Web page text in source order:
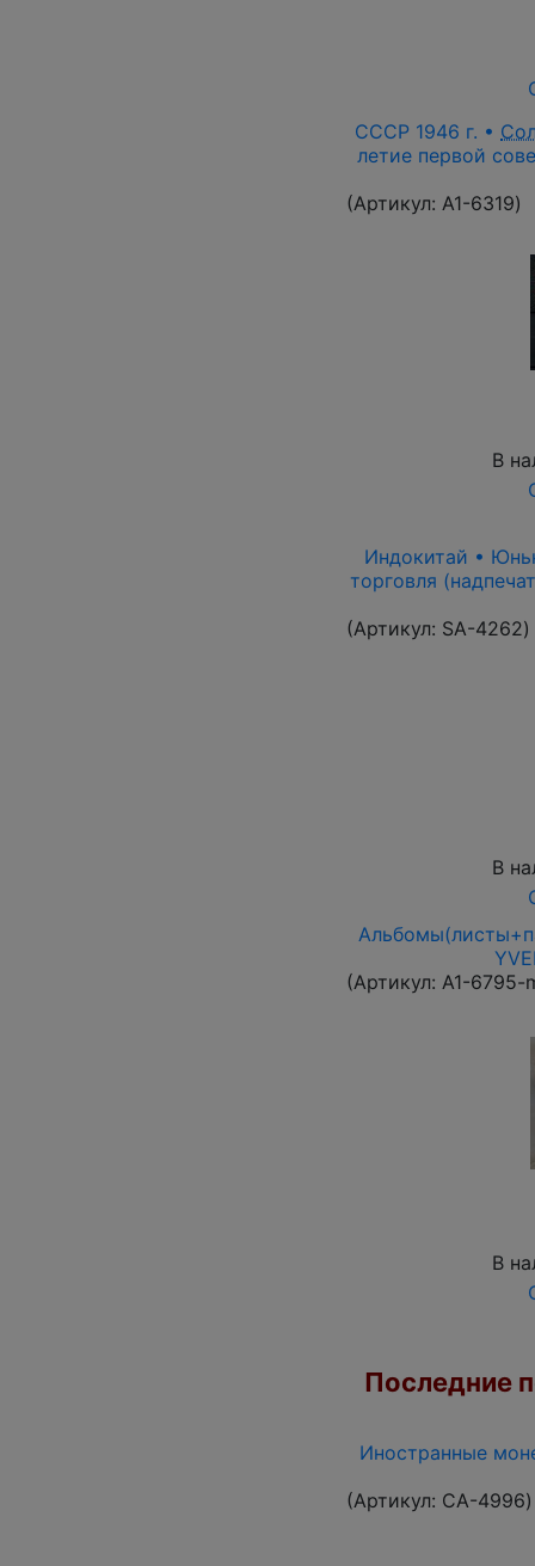
СССР 1946 г. •
летие первой
(Артикул: A1-6319)
В
Индокитай •
торговля
(Артикул: SA-4262)
В
(Артикул: A1-6795-
В
Последние
Иностранные
(Артикул: CA-4996)